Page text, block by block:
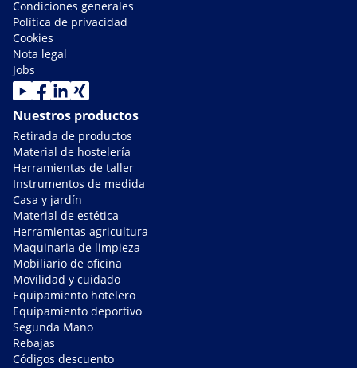
Condiciones generales
Política de privacidad
Cookies
Nota legal
Jobs
Nuestros productos
Retirada de productos
Material de hostelería
Herramientas de taller
Instrumentos de medida
Casa y jardín
Material de estética
Herramientas agricultura
Maquinaria de limpieza
Mobiliario de oficina
Movilidad y cuidado
Equipamiento hotelero
Equipamiento deportivo
Segunda Mano
Rebajas
Códigos descuento